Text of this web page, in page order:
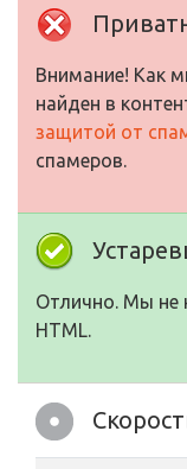
Внимание! Как
найден в
защитой от
спамеров.
Отлично. Мы не
HTML.